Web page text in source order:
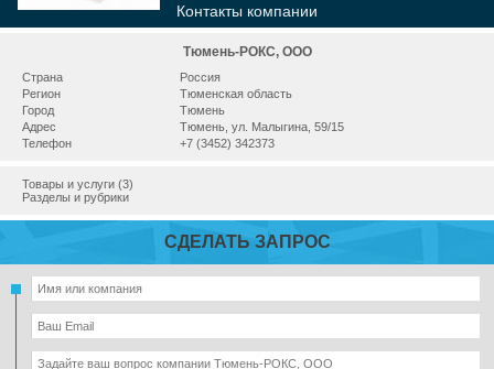
Контакты компании
Тюмень-РОКС, ООО
Страна
Россия
Регион
Тюменская область
Город
Тюмень
Адрес
Тюмень, ул. Малыгина, 59/15
Телефон
+7 (3452) 342373
Товары и услуги (3)
Разделы и рубрики
СДЕЛАТЬ ЗАПРОС